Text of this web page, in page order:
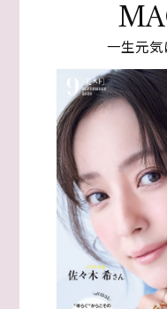
一生元気